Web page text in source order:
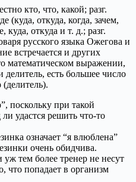
кто, что, какой; разг.
(куда, откуда, когда, зачем,
куда, откуда и т. д.; разг.
русского языка Ожегова и
встречается и других
математическом выражении,
есть большее число
поскольку при такой
удастся решить что-то
означает “я влюблена”
очень обидчива.
тем более тренер не несут
что попадает в организм